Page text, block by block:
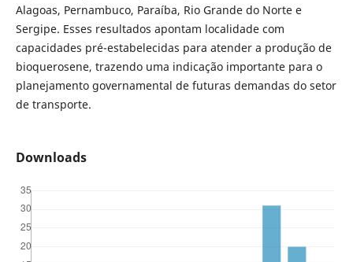
Alagoas, Pernambuco, Paraíba, Rio Grande do Norte e
Sergipe. Esses resultados apontam localidade com
capacidades pré-estabelecidas para atender a produção de
bioquerosene, trazendo uma indicação importante para o
planejamento governamental de futuras demandas do setor
de transporte.
Downloads